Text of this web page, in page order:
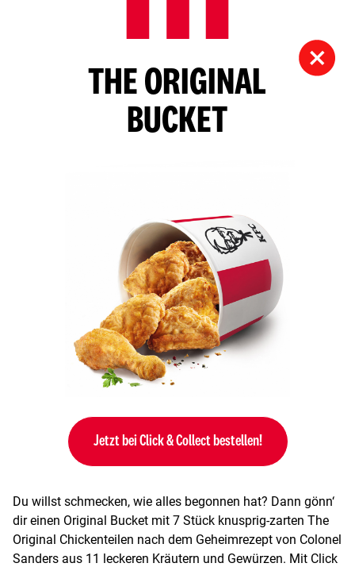
THE ORIGINAL
BUCKET
Jetzt bei Click & Collect bestellen!
Du willst schmecken, wie alles begonnen hat? Dann gönn‘
dir einen Original Bucket mit 7 Stück knusprig-zarten The
Original Chickenteilen nach dem Geheimrezept von Colonel
Sanders aus 11 leckeren Kräutern und Gewürzen. Mit Click